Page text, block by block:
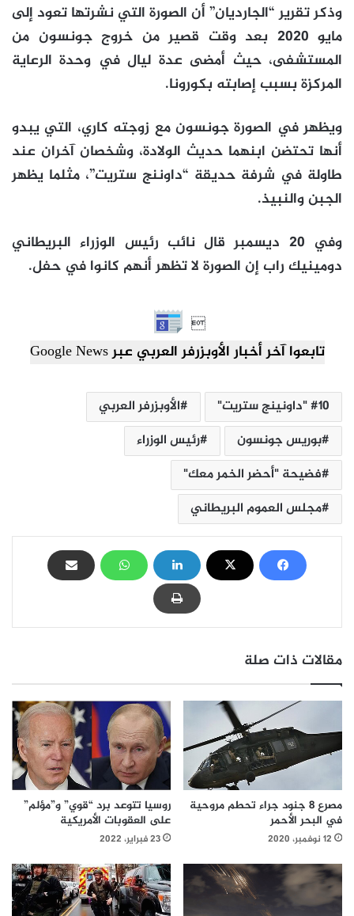
وذكر تقرير “الجارديان” أن الصورة التي نشرتها تعود إلى
مايو 2020 بعد وقت قصير من خروج جونسون من
المستشفى، حيث أمضى عدة ليال في وحدة الرعاية
المركزة بسبب إصابته بكورونا.
ويظهر في الصورة جونسون مع زوجته كاري، التي يبدو
أنها تحتضن ابنهما حديث الولادة، وشخصان آخران عند
طاولة في شرفة حديقة “داوننج ستريت”، مثلما يظهر
الجبن والنبيذ.
وفي 20 ديسمبر قال نائب رئيس الوزراء البريطاني
دومينيك راب إن الصورة لا تظهر أنهم كانوا في حفل.

تابعوا آخر أخبار الأوبزرفر العربي عبر Google News
10 "داونينج ستريت"
الأوبزرفر العربي
بوريس جونسون
رئيس الوزراء
فضيحة "أحضر الخمر معك"
مجلس العموم البريطاني
مقالات ذات صلة
مصرع 8 جنود جراء تحطم مروحية
في البحر الأحمر
12 نوفمبر، 2020
روسيا تتوعد برد “قوي” و”مؤلم”
على العقوبات الأمريكية
23 فبراير، 2022